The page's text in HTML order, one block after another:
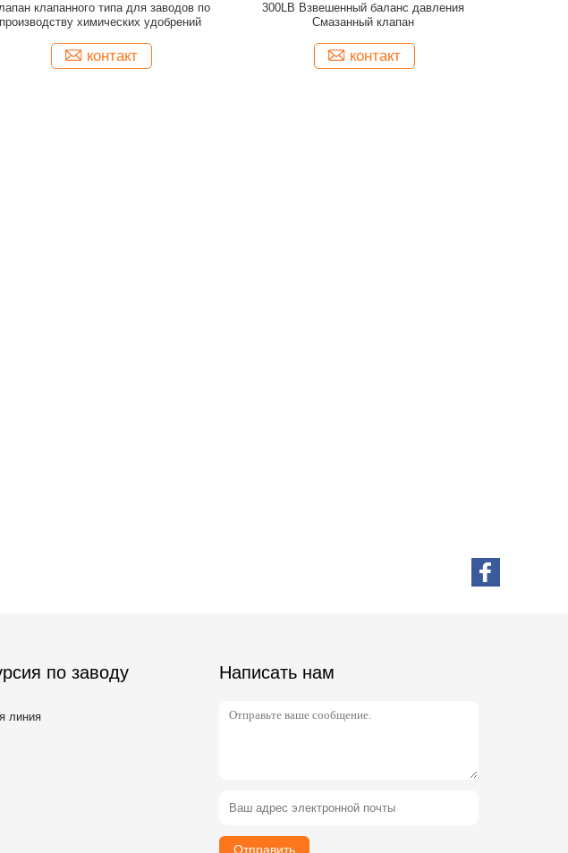
клапанного типа для заводов по
производству химических удобрений
контакт
300LB Взвешенный баланс давления
Смазанный клапан
контакт
по заводу
линия
Написать нам
Отправить